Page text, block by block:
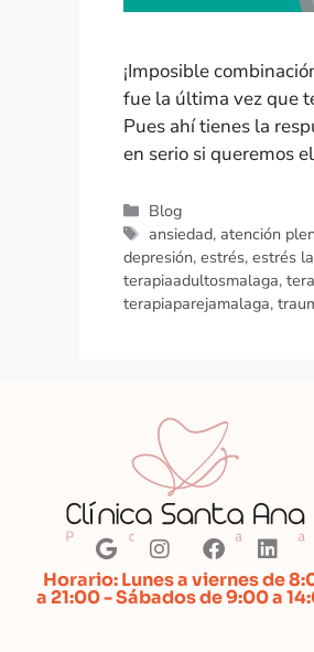
¡Imposible
fue la última vez que
Pues ahí tienes la
en serio si queremos
Blog
ansiedad,atención
depresión, estrés, estrés
terapiaadultosmalaga,
terapiaparejamalaga,
Horario: Lunes a viernes de
a 21:00 - Sábados de 9:00 a